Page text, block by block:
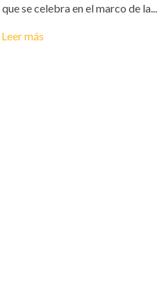
que se celebra en el marco de la...
Leer más